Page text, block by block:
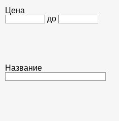
Цена
до
Название